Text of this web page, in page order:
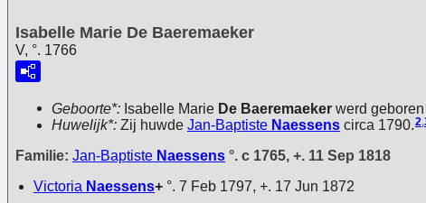
Isabelle Marie De Baeremaeker
V, °. 1766
Geboorte*: Isabelle Marie De Baeremaeker werd
Huwelijk*: Zij huwde Jan-Baptiste Naessens circa 1790.2,
Familie: Jan-Baptiste Naessens °. c 1765, +. 11 Sep 1818
Victoria Naessens+ °. 7 Feb 1797, +. 17 Jun 1872